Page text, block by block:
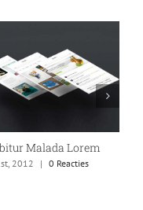
Malada Lorem
2012 | 0 Reacties